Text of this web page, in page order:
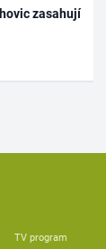
zasahují
TV program